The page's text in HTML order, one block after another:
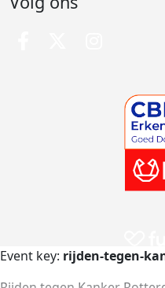
Event key: rijden-tegen-